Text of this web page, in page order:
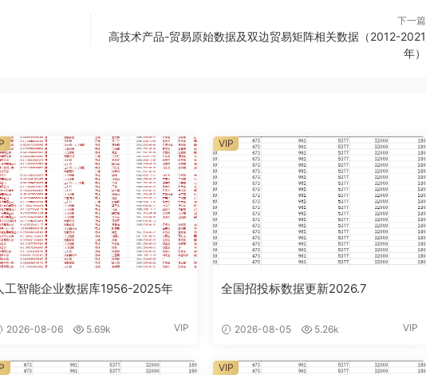
下一篇
高技术产品-贸易原始数据及双边贸易矩阵相关数据（2012-2021
年）
工智能企业数据库1956-2025年
2026-08-06 5.69k VIP
全国招投标数据更新2026.7
2026-08-05 5.26k VIP
VIP
VIP